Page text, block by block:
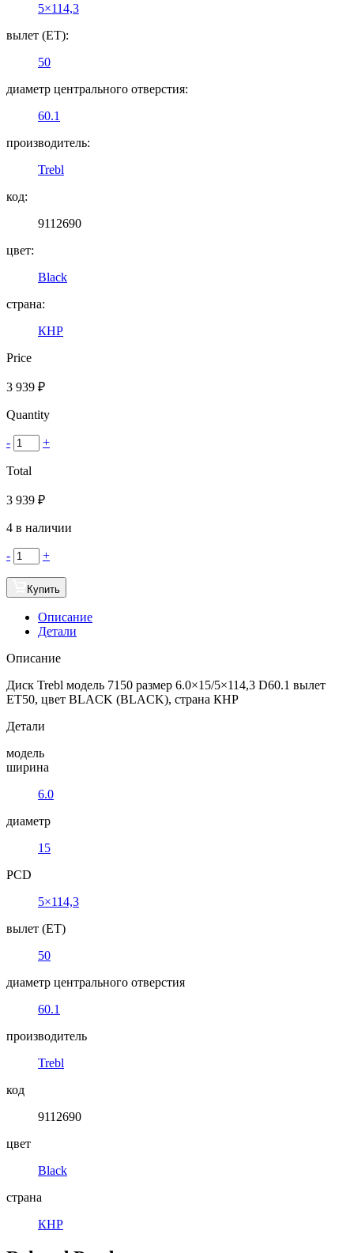
5×114,3
вылет (ET):
50
диаметр центрального отверстия:
60.1
производитель:
Trebl
код:
9112690
цвет:
Black
страна:
КНР
Price
3 939 ₽
Quantity
- +
Total
3 939 ₽
4 в наличии
- +
Купить
Описание
Детали
Описание
Диск Trebl модель 7150 размер 6.0×15/5×114,3 D60.1 вылет
ET50, цвет BLACK (BLACK), страна КНР
Детали
модель
ширина
6.0
диаметр
15
PCD
5×114,3
вылет (ET)
50
диаметр центрального отверстия
60.1
производитель
Trebl
код
9112690
цвет
Black
страна
КНР